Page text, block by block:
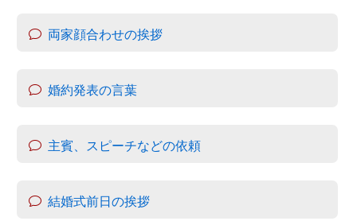
両家顔合わせの挨拶
婚約発表の言葉
主賓、スピーチなどの依頼
結婚式前日の挨拶